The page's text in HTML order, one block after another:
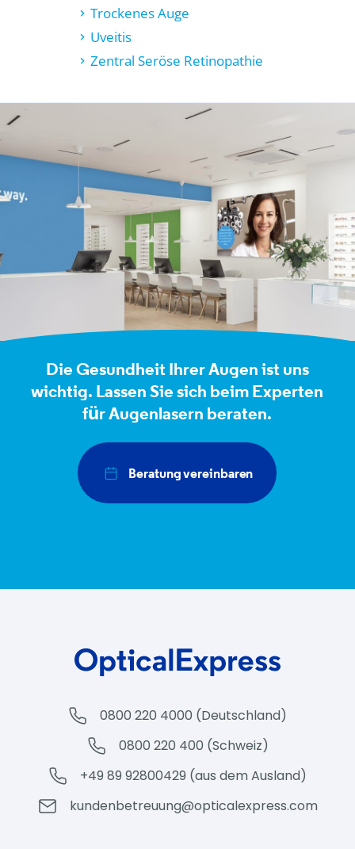
Trockenes Auge
Uveitis
Zentral Seröse Retinopathie
Die Gesundheit Ihrer Augen ist uns
wichtig. Lassen Sie sich beim Experten
für Augenlasern beraten.
Beratung vereinbaren
0800 220 4000 (Deutschland)
0800 220 400 (Schweiz)
+49 89 92800429 (aus dem Ausland)
kundenbetreuung@opticalexpress.com